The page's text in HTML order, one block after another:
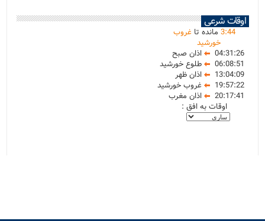
اوقات شرعی
3:44 مانده تاغروب
خورشید
04:31:26
اذان صبح
06:08:51
طلوع خورشید
13:04:09
اذان ظهر
19:57:22
غروب خورشید
20:17:41
اذان مغرب
اوقات به افق :